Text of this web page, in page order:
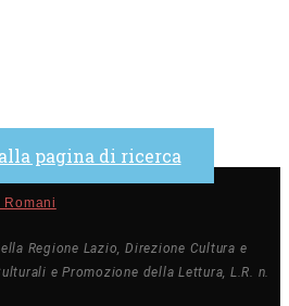
pagina di ricerca
Regione Lazio, Direzione Cultura e
e Promozione della Lettura, L.R. n.